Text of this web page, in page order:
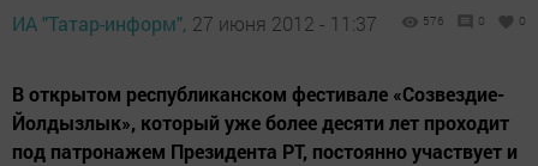
ИА "Татар-информ", 27 июня 2012 - 11:37 576 0 0
В открытом республиканском фестивале «Созвездие-
Йолдызлык», который уже более десяти лет проходит
под патронажем Президента РТ, постоянно участвует и